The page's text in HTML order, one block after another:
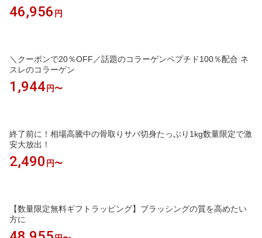
46,956 円
＼クーポンで20％OFF／話題のコラーゲンペプチド100％配合 ネ
スレのコラーゲン
1,944 円〜
終了前に！相場高騰中の骨取りサバ切身たっぷり1kg数量限定で激
安大放出！
2,490 円〜
【数量限定無料ギフトラッピング】ブラッシングの質を高めたい
方に